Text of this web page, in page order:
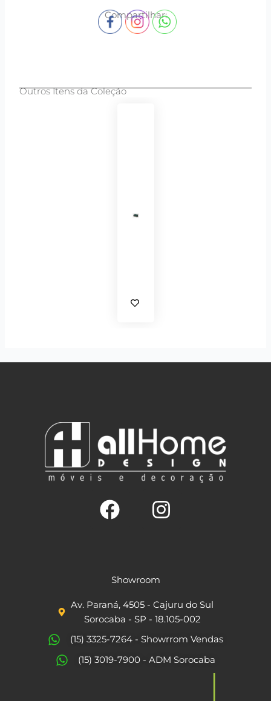
Compartilhar:
Outros Itens da Coleção
c
e
b
o
o
t
a
g
r
Showroom
Av. Paraná, 4505 - Cajuru do Sul
Sorocaba - SP - 18.105-002
(15) 3325-7264 - Showrrom Vendas
(15) 3019-7900 - ADM Sorocaba